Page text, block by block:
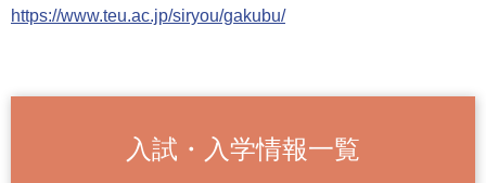
https://www.teu.ac.jp/siryou/gakubu/
入試・入学情報一覧